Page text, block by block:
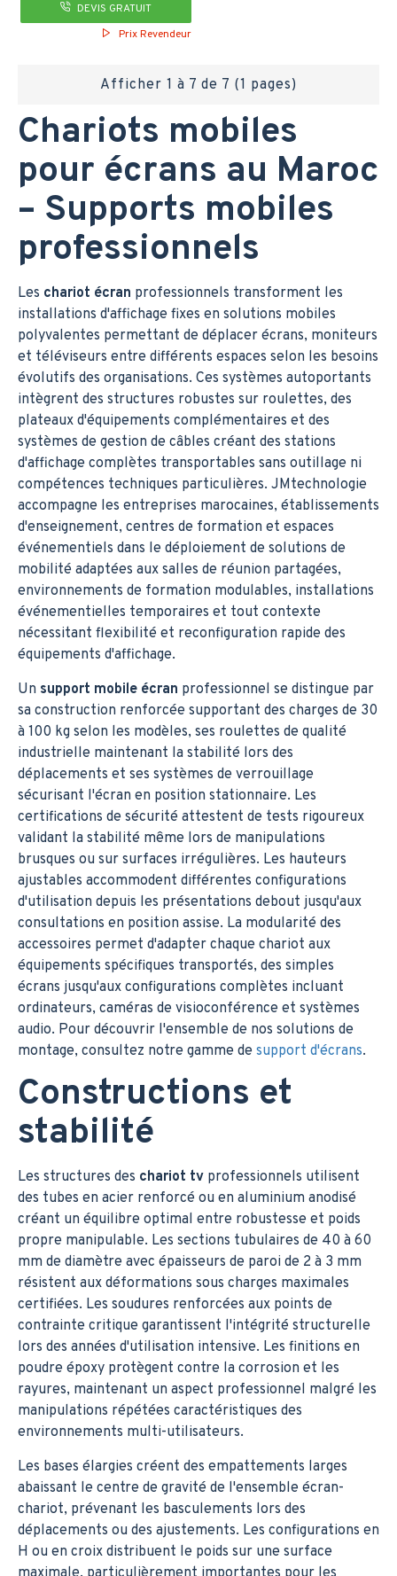
Chariots mobiles
pour écrans au Maroc
– Supports mobiles
professionnels
Les chariot écran professionnels transforment les
installations d'affichage fixes en solutions mobiles
polyvalentes permettant de déplacer écrans, moniteurs
et téléviseurs entre différents espaces selon les besoins
évolutifs des organisations. Ces systèmes autoportants
intègrent des structures robustes sur roulettes, des
plateaux d'équipements complémentaires et des
systèmes de gestion de câbles créant des stations
d'affichage complètes transportables sans outillage ni
compétences techniques particulières. JMtechnologie
accompagne les entreprises marocaines, établissements
d'enseignement, centres de formation et espaces
événementiels dans le déploiement de solutions de
mobilité adaptées aux salles de réunion partagées,
environnements de formation modulables, installations
événementielles temporaires et tout contexte
nécessitant flexibilité et reconfiguration rapide des
équipements d'affichage.
Un support mobile écran professionnel se distingue par
sa construction renforcée supportant des charges de 30
à 100 kg selon les modèles, ses roulettes de qualité
industrielle maintenant la stabilité lors des
déplacements et ses systèmes de verrouillage
sécurisant l'écran en position stationnaire. Les
certifications de sécurité attestent de tests rigoureux
validant la stabilité même lors de manipulations
brusques ou sur surfaces irrégulières. Les hauteurs
ajustables accommodent différentes configurations
d'utilisation depuis les présentations debout jusqu'aux
consultations en position assise. La modularité des
accessoires permet d'adapter chaque chariot aux
équipements spécifiques transportés, des simples
écrans jusqu'aux configurations complètes incluant
ordinateurs, caméras de visioconférence et systèmes
audio. Pour découvrir l'ensemble de nos solutions de
montage, consultez notre gamme de support d'écrans.
Constructions et
stabilité
Les structures des chariot tv professionnels utilisent
des tubes en acier renforcé ou en aluminium anodisé
créant un équilibre optimal entre robustesse et poids
propre manipulable. Les sections tubulaires de 40 à 60
mm de diamètre avec épaisseurs de paroi de 2 à 3 mm
résistent aux déformations sous charges maximales
certifiées. Les soudures renforcées aux points de
contrainte critique garantissent l'intégrité structurelle
lors des années d'utilisation intensive. Les finitions en
poudre époxy protègent contre la corrosion et les
rayures, maintenant un aspect professionnel malgré les
manipulations répétées caractéristiques des
environnements multi-utilisateurs.
Les bases élargies créent des empattements larges
abaissant le centre de gravité de l'ensemble écran-
chariot, prévenant les basculements lors des
déplacements ou des ajustements. Les configurations en
H ou en croix distribuent le poids sur une surface
DEVIS GRATUIT
Prix Revendeur
Afficher 1 à 7 de 7 (1 pages)